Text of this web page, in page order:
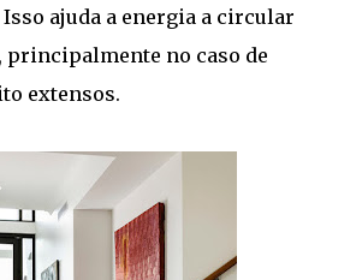
ajuda a energia a circular
principalmente no caso de
extensos.